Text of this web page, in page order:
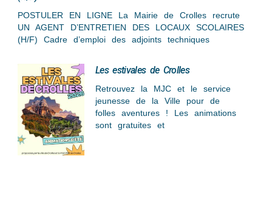
POSTULER EN LIGNE La Mairie de Crolles recrute
UN AGENT D’ENTRETIEN DES LOCAUX SCOLAIRES
(H/F) Cadre d’emploi des adjoints techniques
Les estivales de Crolles
Retrouvez la MJC et le service
jeunesse de la Ville pour de
folles aventures ! Les animations
sont gratuites et